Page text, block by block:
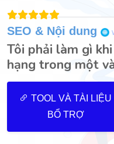
SEO & Nội dung
Tôi phải làm gì
hạng trong một
TOOL VÀ TÀI LIỆU
BỔ TRỢ